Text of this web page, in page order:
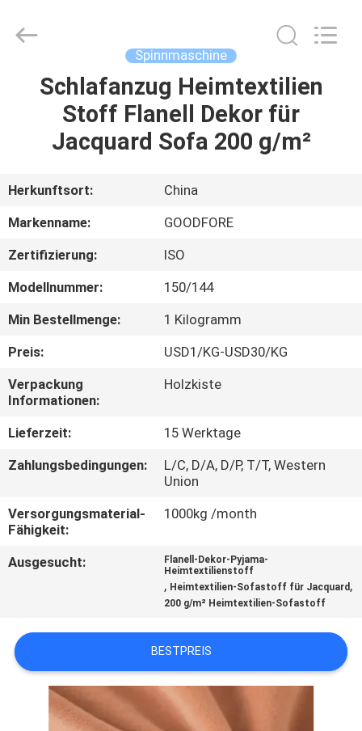
HAUSE
VIDEOS
ÜBER
UNS
WERKSBESICHTIGUNG
QUALITÄTSKONTROLLE
MIT
UNS
NEUIGKEITEN
EIN
ANGEBOT
SITEMAP
Machinery
Co.,Ltd.
Spinnmaschine
Schlafanzug Heimtextilien
Stoff Flanell Dekor für
Jacquard Sofa 200 g/m²
Herkunftsort:
China
Markenname:
GOODFORE
Zertifizierung:
ISO
Modellnummer:
150/144
Min Bestellmenge:
1 Kilogramm
Preis:
USD1/KG-USD30/KG
Verpackung
Informationen:
Holzkiste
Lieferzeit:
15 Werktage
Zahlungsbedingungen:
L/C, D/A, D/P, T/T, Western
Union
Versorgungsmaterial-
Fähigkeit:
1000kg /month
Ausgesucht:
Flanell-Dekor-Pyjama-
Heimtextilienstoff
, Heimtextilien-Sofastoff für Jacquard ,
200 g/m² Heimtextilien-Sofastoff
BESTPREIS